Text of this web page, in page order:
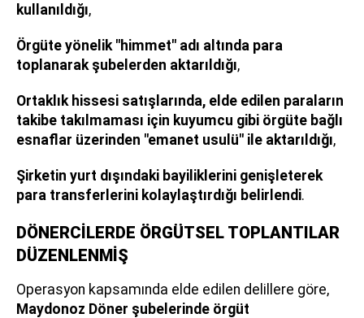
kullanıldığı,
Örgüte yönelik "himmet" adı altında para
toplanarak şubelerden aktarıldığı,
Ortaklık hissesi satışlarında, elde edilen paraların
takibe takılmaması için kuyumcu gibi örgüte bağlı
esnaflar üzerinden "emanet usulü" ile aktarıldığı,
Şirketin yurt dışındaki bayiliklerini genişleterek
para transferlerini kolaylaştırdığı belirlendi.
DÖNERCİLERDE ÖRGÜTSEL TOPLANTILAR
DÜZENLENMİŞ
Operasyon kapsamında elde edilen delillere göre,
Maydonoz Döner şubelerinde örgüt